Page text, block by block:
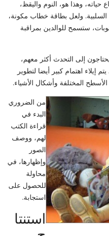
وهذا هو، النوم واليقظ،
السلبية. ولعل بطاقة خطاب مكونة،
ستسمح للوالدين بمراقبة
إلى التحدث أكثر معهم،
اهتمام كبير أيضا لتطوير
المختلفة وأشكال الأشياء.
من الضروري
البدء في
قراءة الكتب
لهم، ووصف
الصور
وإظهارها، في
محاولة
للحصول على
استجابة.
استنتا